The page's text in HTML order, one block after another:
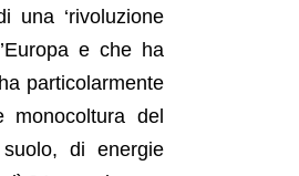
una ‘rivoluzione
e che ha
particolarmente
monocoltura del
di energie